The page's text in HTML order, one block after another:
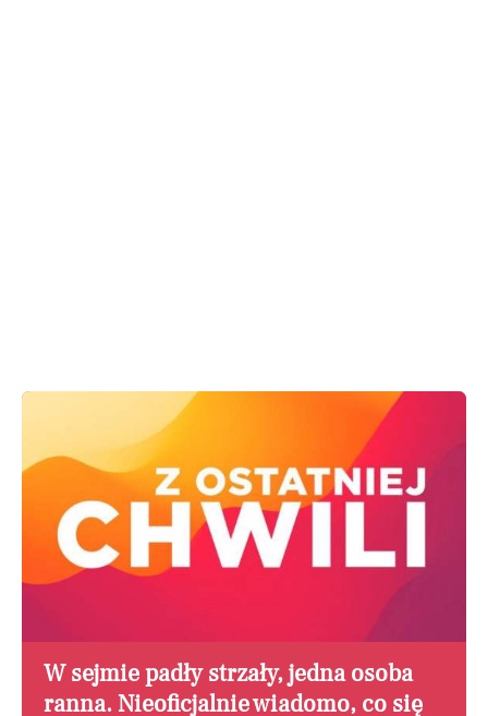
W sejmie padły strzały, jedna osoba
ranna. Nieoficjalnie wiadomo, co się